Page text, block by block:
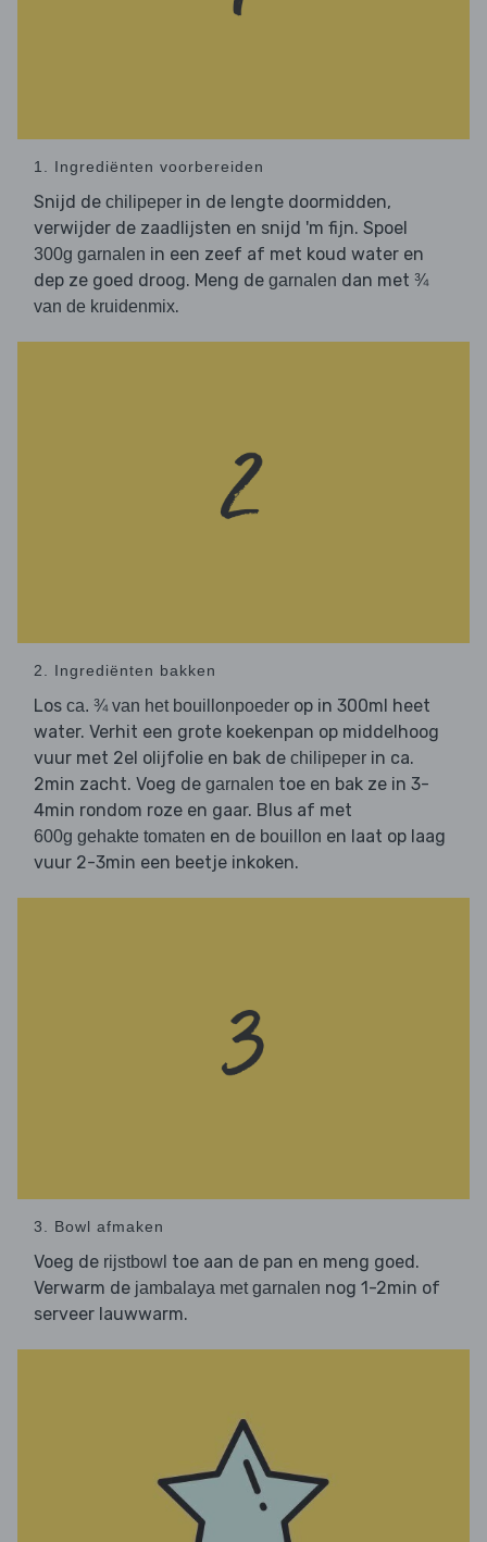
1. Ingrediënten voorbereiden
Snijd de chilipeper in de lengte doormidden,
verwijder de zaadlijsten en snijd 'm fijn. Spoel
300g garnalen in een zeef af met koud water en
dep ze goed droog. Meng de garnalen dan met ¾
van de kruidenmix.
2. Ingrediënten bakken
Los ca. ¾ van het bouillonpoeder op in 300ml heet
water. Verhit een grote koekenpan op middelhoog
vuur met 2el olijfolie en bak de chilipeper in ca.
2min zacht. Voeg de garnalen toe en bak ze in 3-
4min rondom roze en gaar. Blus af met
600g gehakte tomaten en de bouillon en laat op laag
vuur 2-3min een beetje inkoken.
3. Bowl afmaken
Voeg de rijstbowl toe aan de pan en meng goed.
Verwarm de jambalaya met garnalen nog 1-2min of
serveer lauwwarm.